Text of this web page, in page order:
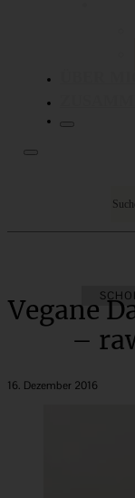
Vegane
–
16. Dezember 2016